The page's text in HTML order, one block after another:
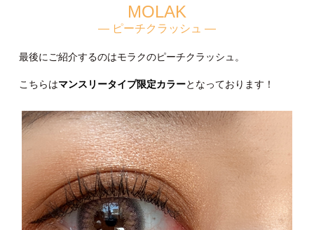
✩2+1の購入はコチラをクリック✩
✩マンスリーの購入はコチラをクリック✩
— ピーチクラッシュ —
最後にご紹介するのはモラクのピーチクラッシュ。
こちらは マンスリータイプ限定カラーとなっております！